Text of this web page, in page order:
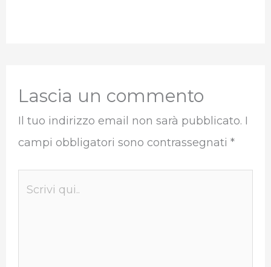
Lascia un commento
Il tuo indirizzo email non sarà pubblicato. I
campi obbligatori sono contrassegnati *